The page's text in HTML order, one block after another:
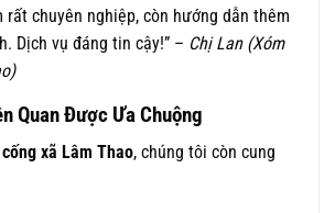
rất chuyên nghiệp, còn hướng dẫn thêm
Dịch vụ đáng tin cậy!” – Chị Lan (Xóm
Quan Được Ưa Chuộng
xã Lâm Thao, chúng tôi còn cung